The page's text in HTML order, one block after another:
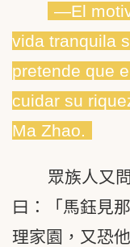
―El
vida tranquila
pretende que
cuidar su
Ma Zhao.
眾族人又
曰：「馬鈺見
理家園，又恐